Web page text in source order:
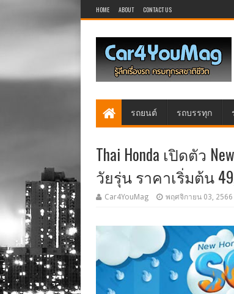
HOME ABOUT CONTACT US
รถยนต์ รถบรรทุก
Thai Honda เปิดตัว
วัยรุ่น ราคาเริ่มต้น
Car4YouMag พฤศจิกายน 03, 2566